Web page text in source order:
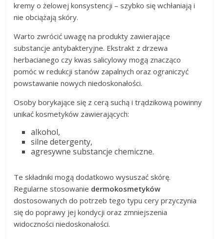
kremy o żelowej konsystencji – szybko się wchłaniają i
nie obciążają skóry.
Warto zwrócić uwagę na produkty zawierające
substancje antybakteryjne. Ekstrakt z drzewa
herbacianego czy kwas salicylowy mogą znacząco
pomóc w redukcji stanów zapalnych oraz ograniczyć
powstawanie nowych niedoskonałości.
Osoby borykające się z cerą suchą i trądzikową powinny
unikać kosmetyków zawierających:
alkohol,
silne detergenty,
agresywne substancje chemiczne.
Te składniki mogą dodatkowo wysuszać skórę.
Regularne stosowanie dermokosmetyków
dostosowanych do potrzeb tego typu cery przyczynia
się do poprawy jej kondycji oraz zmniejszenia
widoczności niedoskonałości.